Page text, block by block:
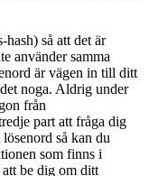
så att det är
använder samma
är vägen in till ditt
noga. Aldrig under
från
part att fråga dig
så kan du
som finns i
be dig om ditt